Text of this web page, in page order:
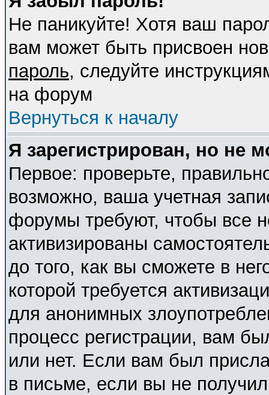
Не паникуйте! Хотя ваш
вам может быть присвоен
пароль, следуйте
на форум
Вернуться к началу
Я зарегистрирован, но не
Первое: проверьте,
возможно, ваша учетная
форумы требуют, чтобы все
активизированы
до того, как вы сможете в
которой требуется
для анонимных
процесс регистрации, вам
или нет. Если вам был
в письме, если вы не